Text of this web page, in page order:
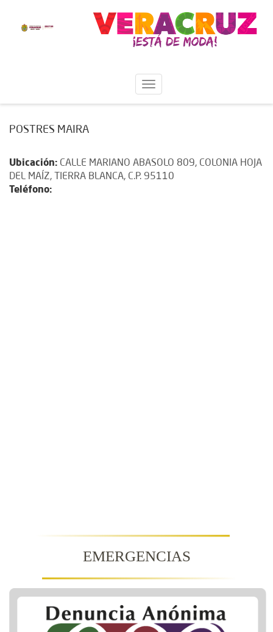
POSTRES MAIRA
Ubicación: CALLE MARIANO ABASOLO 809, COLONIA HOJA
DEL MAÍZ, TIERRA BLANCA, C.P. 95110
Teléfono:
EMERGENCIAS